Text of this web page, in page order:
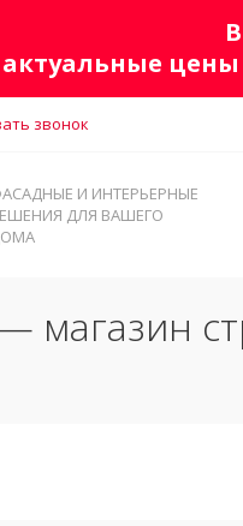
звонок
И ИНТЕРЬЕРНЫЕ
ДЛЯ ВАШЕГО
магазин